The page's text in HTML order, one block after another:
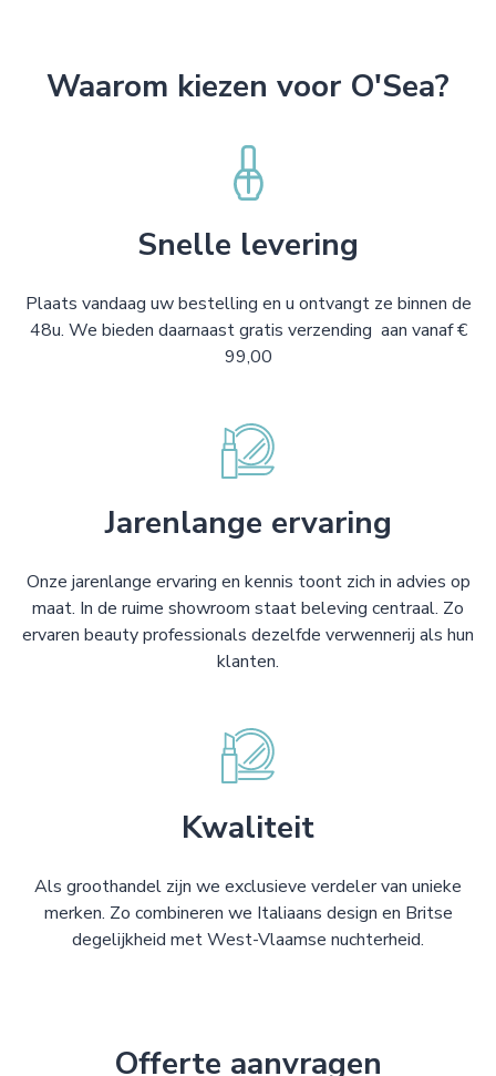
Waarom kiezen voor O'Sea?
Snelle levering
Plaats vandaag uw bestelling en u ontvangt ze binnen de
48u. We bieden daarnaast gratis verzending aan vanaf €
99,00
Jarenlange ervaring
Onze jarenlange ervaring en kennis toont zich in advies op
maat. In de ruime showroom staat beleving centraal. Zo
ervaren beauty professionals dezelfde verwennerij als hun
klanten.
Kwaliteit
Als groothandel zijn we exclusieve verdeler van unieke
merken. Zo combineren we Italiaans design en Britse
degelijkheid met West-Vlaamse nuchterheid.
Offerte aanvragen